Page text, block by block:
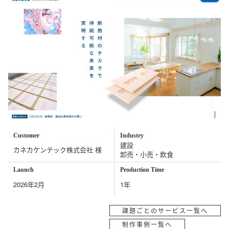
Customer
カネカケンテック株式会社 様
Industry
建設
卸売・小売・飲食
Launch
2026年2月
Production Time
1年
課題ごとのサービス一覧へ
制作事例一覧へ